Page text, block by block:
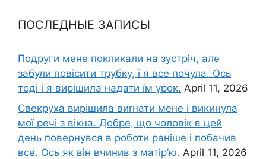
ПОСЛЕДНЫЕ ЗАПИСЫ
Подруги мене покликали на зустріч, але
забули повісити трубку, і я все почула. Ось
тоді і я вирішила надати їм урок. April 11, 2026
Свекруха вирішила виrнати мене і викинула
мої речі з вікна. Добре, що чоловік в цей
день повернувся в роботи раніше і побачив
все. Ось як він вчинив з матір’ю. April 11, 2026